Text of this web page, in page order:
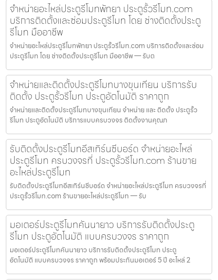
จำหน่ายอะไหล่ประตูรีโมทพัทยา ประตูรั้วรีโมท.com
บริการติดตั้งและซ่อมประตูรีโมท โดย ช่างติดตั้งประตู
รีโมท มืออาชีพ
จำหน่ายอะไหล่ประตูรีโมทพัทยา ประตูรั้วรีโมท.com บริการติดตั้งและซ่อม
ประตูรีโมท โดย ช่างติดตั้งประตูรีโมท มืออาชีพ — รับต
จำหน่ายและติดตั้งประตูรีโมทบางขุนเทียน บริการรับ
ติดตั้ง ประตูรั้วรีโมท ประตูอัตโนมัติ ราคาถูก
จำหน่ายและติดตั้งประตูรีโมทบางขุนเทียน จำหน่าย และ ติดตั้ง ประตูรั้ว
รีโมท ประตูอัตโนมัติ บริการแบบครบวงจร ติดตั้งงานคุณภ
รับติดตั้งประตูรีโมทอีสเทิร์นซีบอร์ด จำหน่ายอะไหล่
ประตูรีโมท ครบวงจรที่ ประตูรั้วรีโมท.com ร้านขาย
อะไหล่ประตูรีโมท
รับติดตั้งประตูรีโมทอีสเทิร์นซีบอร์ด จำหน่ายอะไหล่ประตูรีโมท ครบวงจรที่
ประตูรั้วรีโมท.com ร้านขายอะไหล่ประตูรีโมท — รับ
มอเตอร์ประตูรีโมทคันนายาว บริการรับติดตั้งประตู
รีโมท ประตูอัตโนมัติ แบบครบวงจร ราคาถูก
มอเตอร์ประตูรีโมทคันนายาว บริการรับติดตั้งประตูรีโมท ประตู
อัตโนมัติ แบบครบวงจร ราคาถูก พร้อมประกันมอเตอร์ 5 ปี อะไหล่ 2